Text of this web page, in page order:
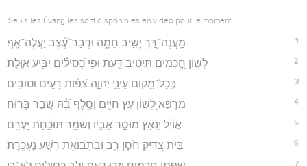
Seuls les Évangiles sont disponibles en vidéo pour le moment.
1 מַֽעֲנֶה־רַּ֭ךְ יָשִׁ֣יב חֵמָ֑ה וּדְבַר־עֶ֝֗צֶב יַעֲלֶה־אָֽף׃
2 לְשׁ֣וֹן חֲ֭כָמִים תֵּיטִ֣יב דָּ֑עַת וּפִ֥י כְ֝סִילִ֗ים יַבִּ֥יעַ אִוֶּֽלֶת׃
3 בְּֽכָל־מָ֭קוֹם עֵינֵ֣י יְהוָ֑ה צֹ֝פ֗וֹת רָעִ֥ים וטוֹבִֽים׃
4 מַרְפֵּ֣א לָ֭שׁוֹן עֵ֣ץ חַיִּ֑ים וְסֶ֥לֶף בָּ֝֗הּ שֶׁ֣בֶר בְּרֽוּחַ׃
5 אֱוִ֗יל יִ֭נְאַץ מוּסַ֣ר אָבִ֑יו וְשֹׁמֵ֖ר תּוֹכַ֣חַת יַעְרִֽם׃
6 בֵּ֣ית צַ֭דִּיק חֹ֣סֶן רָ֑ב וּבִתְבוּאַ֖ת רָשָׁ֣ע נֶעְכָּֽרֶת׃
7